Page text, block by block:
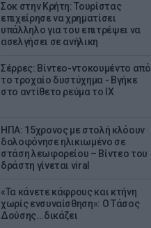
Σοκ στην Κρήτη: Τουρίστας
επιχείρησε να χρηματίσει
υπάλληλο για του επιτρέψει να
ασελγήσει σε ανήλικη
Σέρρες: Βίντεο-ντοκουμέντο από
το τροχαίο δυστύχημα - Βγήκε
στο αντίθετο ρεύμα το ΙΧ
ΗΠΑ: 15χρονος με στολή κλόουν
δολοφόνησε ηλικιωμένο σε
στάση λεωφορείου – Βίντεο του
δράστη γίνεται viral
«Τα κάνετε κάφρους και κτήνη
χωρίς ενσυναίσθηση»: Ο Τάσος
Δούσης...δικάζει